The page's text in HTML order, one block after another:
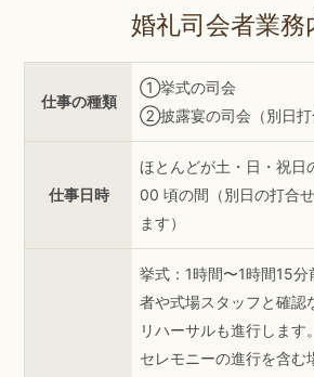
婚礼司会者業務
仕事の種類
①挙式の司会
②披露宴の司会（別日打
仕事日時
ほとんどが土・日・祝日
00 頃の間（別日の打合
ます）
挙式：1時間〜1時間15
者や式場スタッフと確認
リハーサルも進行します
セレモニーの進行を含む